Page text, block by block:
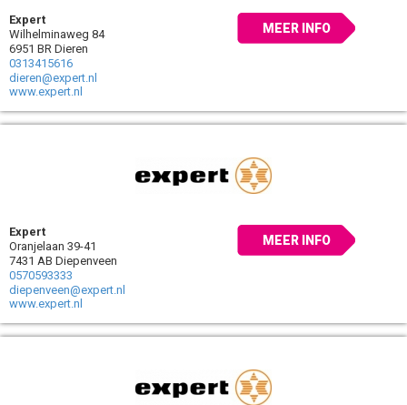
Expert
Wilhelminaweg 84
6951 BR Dieren
0313415616
dieren@expert.nl
www.expert.nl
MEER INFO
Expert
Oranjelaan 39-41
7431 AB Diepenveen
0570593333
diepenveen@expert.nl
www.expert.nl
MEER INFO